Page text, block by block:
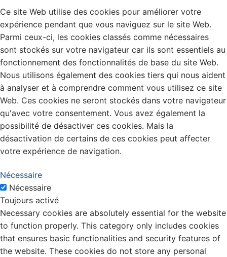
Ce site Web utilise des cookies pour améliorer votre
expérience pendant que vous naviguez sur le site Web.
Parmi ceux-ci, les cookies classés comme nécessaires
sont stockés sur votre navigateur car ils sont essentiels au
fonctionnement des fonctionnalités de base du site Web.
Nous utilisons également des cookies tiers qui nous aident
à analyser et à comprendre comment vous utilisez ce site
Web. Ces cookies ne seront stockés dans votre navigateur
qu'avec votre consentement. Vous avez également la
possibilité de désactiver ces cookies. Mais la
désactivation de certains de ces cookies peut affecter
votre expérience de navigation.
Nécessaire
Nécessaire
Toujours activé
Necessary cookies are absolutely essential for the website
to function properly. This category only includes cookies
that ensures basic functionalities and security features of
the website. These cookies do not store any personal